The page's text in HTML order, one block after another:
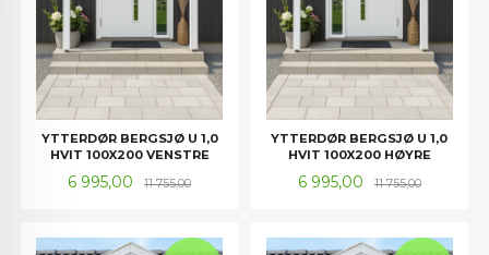
YTTERDØR BERGSJØ U 1,0
HVIT 100X200 VENSTRE
Tilbud
6 995,00 11 755,00Rabatt
YTTERDØR BERGSJØ U 1,0
HVIT 100X200 HØYRE
Tilbud
6 995,00 11 755,00Rabatt